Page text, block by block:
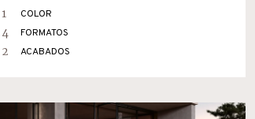
1 COLOR
4 FORMATOS
2 ACABADOS